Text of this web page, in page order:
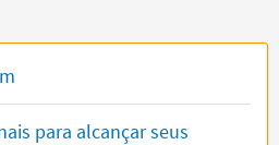
para alcançar seus